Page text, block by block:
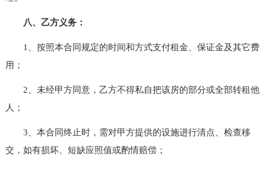
八、乙方义务：
1、按照本合同规定的时间和方式支付租金、保证金及其它费
用；
2、未经甲方同意，乙方不得私自把该房的部分或全部转租他
人；
3、本合同终止时，需对甲方提供的设施进行清点、检查移
交，如有损坏、短缺应照值或酌情赔偿；